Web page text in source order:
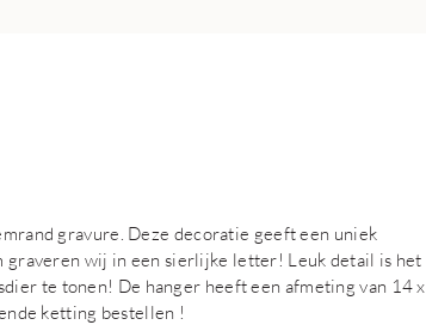
gravure. Deze decoratie geeft een uniek
graveren wij in een sierlijke letter! Leuk detail is het
te tonen! De hanger heeft een afmeting van 14 x
ketting bestellen !